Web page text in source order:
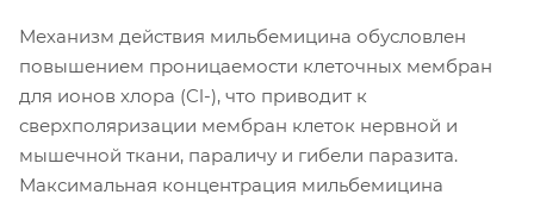
Механизм действия мильбемицина обусловлен
повышением проницаемости клеточных мембран
для ионов хлора (Cl-), что приводит к
сверхполяризации мембран клеток нервной и
мышечной ткани, параличу и гибели паразита.
Максимальная концентрация мильбемицина